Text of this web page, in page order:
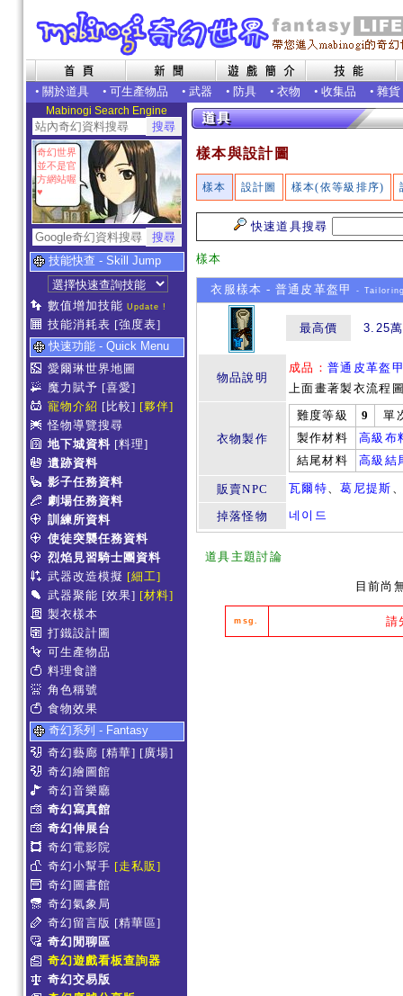
• 關於道具 • 可生產物品 • 武器 • 防具 • 衣物 • 收集品 • 雜貨
Mabinogi Search Engine
奇幻世界
並不是官
方網站喔
♥
技能快查 - Skill Jump
數值增加技能 Update !
技能消耗表 [強度表]
快速功能 - Quick Menu
愛爾琳世界地圖
魔力賦予 [喜愛]
寵物介紹 [比較] [夥伴]
怪物導覽搜尋
地下城資料 [料理]
遺跡資料
影子任務資料
劇場任務資料
訓練所資料
使徒突襲任務資料
烈焰見習騎士團資料
武器改造模擬 [細工]
武器聚能 [效果] [材料]
製衣樣本
打鐵設計圖
可生產物品
料理食譜
角色稱號
食物效果
奇幻系列 - Fantasy
奇幻藝廊 [精華] [廣場]
奇幻繪圖館
奇幻音樂廳
奇幻寫真館
奇幻伸展台
奇幻電影院
奇幻小幫手 [走私販]
奇幻圖書館
奇幻氣象局
奇幻留言版 [精華區]
奇幻閒聊區
奇幻遊戲看板查詢器
奇幻交易版
樣本與設計圖
樣本 設計圖 樣本(依等級排序)
快速道具搜尋
樣本
衣服樣本 - 普通皮革盔甲 -
最高價 3.25萬
物品說明
成品： 普通皮革盔
上面畫著製衣流程
衣物製作
難度等級 9
單
製作材料
高級布
結尾材料
高級結
販賣NPC 瓦爾特、葛尼提斯
掉落怪物 네이드
道具主題討論
目前尚
msg. 請